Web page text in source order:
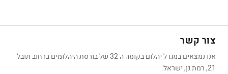
צור קשר
אנו נמצאים במגדל יהלום בקומה ה 32 של בורסת היהלומים ברחוב תובל
21, רמת גן, ישראל.